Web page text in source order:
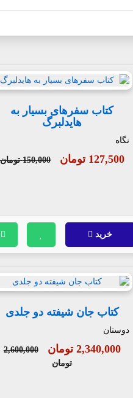
کتاب سفرهای بسیار به
هایدلبرگ
نگاه
127,500 تومان 150,000 تومان
خرید
کتاب جان شیفته دو جلدی
دوستان
2,340,000 تومان
2,600,000
تومان